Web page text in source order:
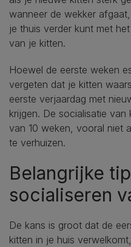
wanneer de wekker
je thuis verder kunt met
van je kitten.
Hoewel de eerste weken
vergeten dat je kitten
eerste verjaardag met
krijgen. De socialisatie
van 10 weken, vooral niet
te verhuizen.
Belangrijke
socialiseren
De kans is groot dat de
kitten in je huis